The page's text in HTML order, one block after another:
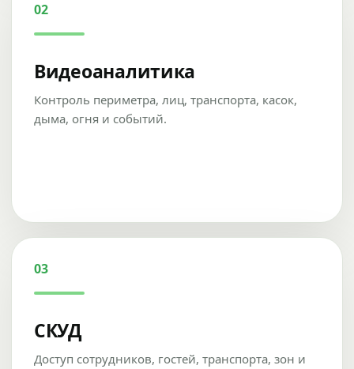
02
Видеоаналитика
Контроль периметра, лиц, транспорта, касок,
дыма, огня и событий.
03
СКУД
Доступ сотрудников, гостей, транспорта, зон и